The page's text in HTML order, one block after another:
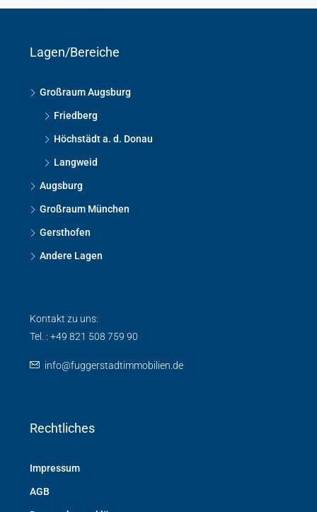
Lagen/Bereiche
Großraum Augsburg
Friedberg
Höchstädt a. d. Donau
Langweid
Augsburg
Großraum München
Gersthofen
Andere Lagen
Kontakt zu uns:
Tel. : +49 821 508 759 90
info@fuggerstadtimmobilien.de
Rechtliches
Impressum
AGB